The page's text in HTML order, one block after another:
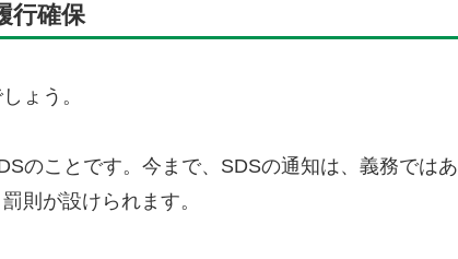
行確保
ょう。
のことです。今まで、SDSの通知は、義務ではあ
則が設けられます。